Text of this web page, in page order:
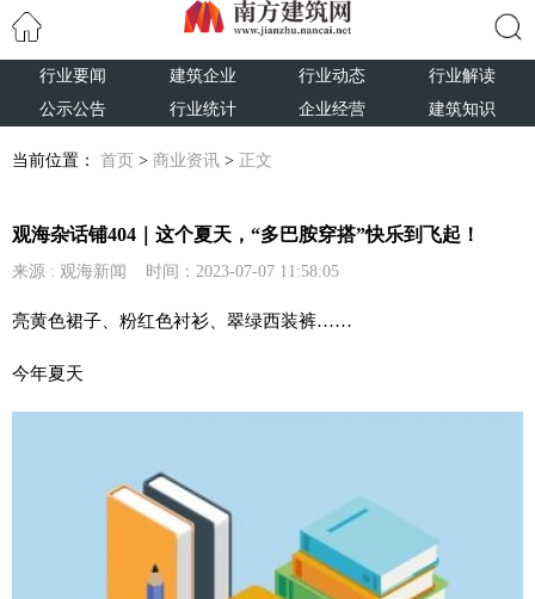
行业要闻 建筑企业 行业动态
行业解读
公示公告
行业统计 企业经营 建筑知识
当前位置： 首页 > 商业资讯 > 正文
观海杂话铺404｜这个夏天，“多巴胺穿搭”快乐到飞起！
来源 : 观海新闻 时间：2023-07-07 11:58:05
亮黄色裙子、粉红色衬衫、翠绿西装裤……
今年夏天